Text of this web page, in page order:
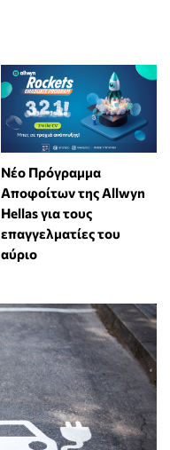
Νέο Πρόγραμμα
Αποφοίτων της Allwyn
Hellas για τους
επαγγελματίες του
αύριο